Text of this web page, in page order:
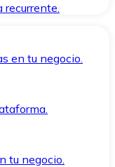
recurrente.
en tu negocio.
tu negocio.